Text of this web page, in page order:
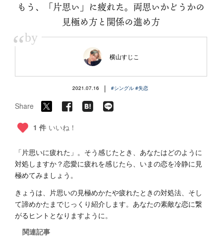
もう、「片思い」に疲れた。両思いかどうかの
見極め方と関係の進め方
“by
横山すじこ
2021.07.16 | #シングル #失恋
Share
1 件 いいね！
「片思いに疲れた」。そう感じたとき、あなたはどのように
対処しますか？恋愛に疲れを感じたら、いまの恋を冷静に見
極めてみましょう。
きょうは、片思いの見極めかたや疲れたときの対処法、そし
て諦めかたまでじっくり紹介します。あなたの素敵な恋に繋
がるヒントとなりますように。
関連記事